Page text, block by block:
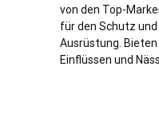
von den Top-
für den Schutz
Ausrüstung.
Einflüssen und